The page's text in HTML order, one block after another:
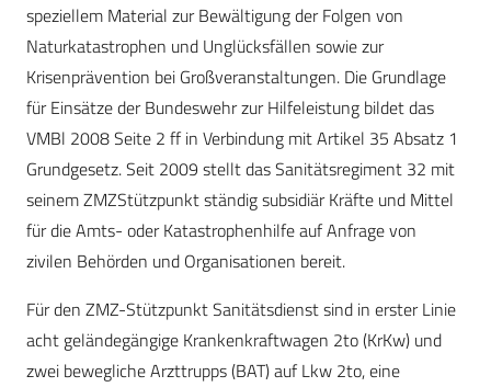
speziellem Material zur Bewältigung der Folgen von
Naturkatastrophen und Unglücksfällen sowie zur
Krisenprävention bei Großveranstaltungen. Die Grundlage
für Einsätze der Bundeswehr zur Hilfeleistung bildet das
VMBl 2008 Seite 2 ff in Verbindung mit Artikel 35 Absatz 1
Grundgesetz. Seit 2009 stellt das Sanitätsregiment 32 mit
seinem ZMZStützpunkt ständig subsidiär Kräfte und Mittel
für die Amts- oder Katastrophenhilfe auf Anfrage von
zivilen Behörden und Organisationen bereit.
Für den ZMZ-Stützpunkt Sanitätsdienst sind in erster Linie
acht geländegängige Krankenkraftwagen 2to (KrKw) und
zwei bewegliche Arzttrupps (BAT) auf Lkw 2to, eine